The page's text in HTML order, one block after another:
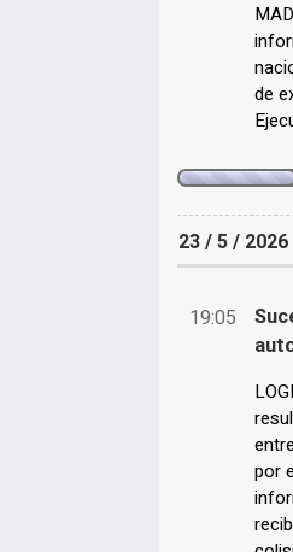
de
23 / 5 / 2026
19:05
por